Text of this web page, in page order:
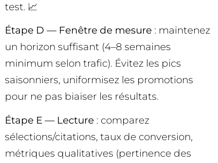
test. 📈
Étape D — Fenêtre de mesure : maintenez
un horizon suffisant (4–8 semaines
minimum selon trafic). Évitez les pics
saisonniers, uniformisez les promotions
pour ne pas biaiser les résultats.
Étape E — Lecture : comparez
sélections/citations, taux de conversion,
métriques qualitatives (pertinence des